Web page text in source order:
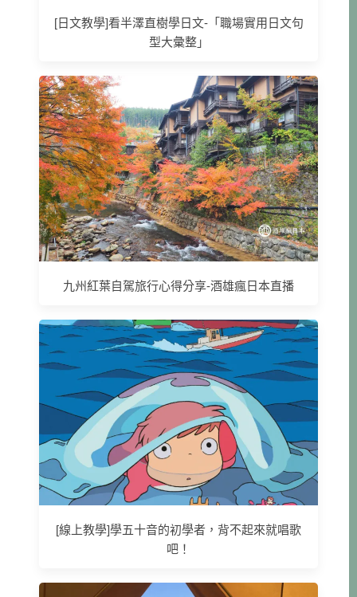
[日文教學]看半澤直樹學日文-「職場實用日文句
型大彙整」
九州紅葉自駕旅行心得分享-酒雄瘋日本直播
[線上教學]學五十音的初學者，背不起來就唱歌
吧！